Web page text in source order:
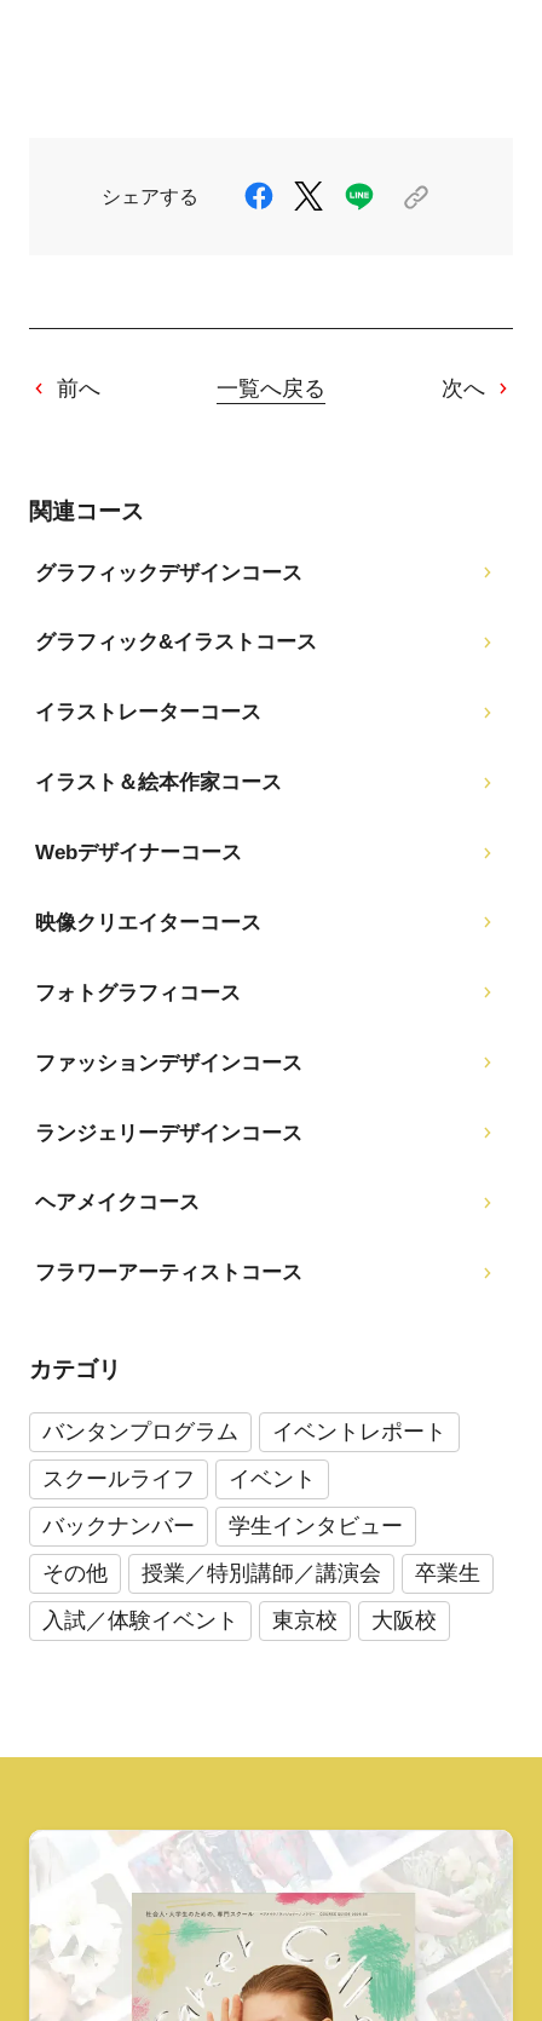
シェアする
前へ 一覧へ戻る 次へ
関連コース
グラフィックデザインコース
グラフィック&イラストコース
イラストレーターコース
イラスト＆絵本作家コース
Webデザイナーコース
映像クリエイターコース
フォトグラフィコース
ファッションデザインコース
ランジェリーデザインコース
ヘアメイクコース
フラワーアーティストコース
カテゴリ
バンタンプログラム
イベントレポート
スクールライフ
イベント
バックナンバー
学生インタビュー
その他
授業／特別講師／講演会
卒業生
入試／体験イベント
東京校 大阪校